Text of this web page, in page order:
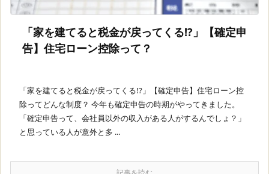
「家を建てると税金が戻ってくる!?」【確定申
告】住宅ローン控除って？
「家を建てると税金が戻ってくる!?」【確定申告】住宅ローン控
除ってどんな制度？ 今年も確定申告の時期がやってきました。
「確定申告って、会社員以外の収入がある人がするんでしょ？」
と思っている人が意外と多 ...